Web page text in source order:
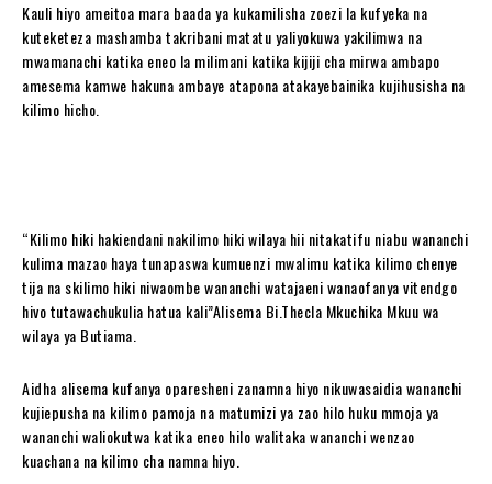
Kauli hiyo ameitoa mara baada ya kukamilisha zoezi la kufyeka na
kuteketeza mashamba takribani matatu yaliyokuwa yakilimwa na
mwamanachi katika eneo la milimani katika kijiji cha mirwa ambapo
amesema kamwe hakuna ambaye atapona atakayebainika kujihusisha na
kilimo hicho.
“Kilimo hiki hakiendani nakilimo hiki wilaya hii nitakatifu niabu wananchi
kulima mazao haya tunapaswa kumuenzi mwalimu katika kilimo chenye
tija na skilimo hiki niwaombe wananchi watajaeni wanaofanya vitendgo
hivo tutawachukulia hatua kali”Alisema Bi.Thecla Mkuchika Mkuu wa
wilaya ya Butiama.
Aidha alisema kufanya oparesheni zanamna hiyo nikuwasaidia wananchi
kujiepusha na kilimo pamoja na matumizi ya zao hilo huku mmoja ya
wananchi waliokutwa katika eneo hilo walitaka wananchi wenzao
kuachana na kilimo cha namna hiyo.